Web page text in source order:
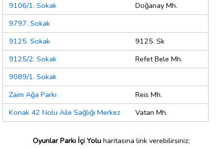
9106/1. Sokak
Doğanay Mh.
9797. Sokak
9125. Sokak
9125. Sk
9125/2. Sokak
Refet Bele Mh.
9089/1. Sokak
Zaim Ağa Parkı
Reis Mh.
Konak 42 Nolu Aile Sağlığı Merkez
Vatan Mh.
Oyunlar Parkı İçi Yoluharitasına link verebilirsiniz;